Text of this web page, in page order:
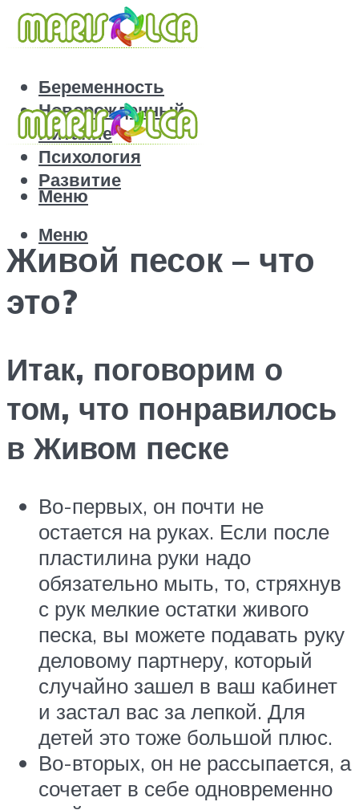
Беременность
Новорожденный
Питание
Психология
Развитие
Меню
Меню
Живой песок – что
это?
Итак, поговорим о
том, что понравилось
в Живом песке
Во-первых, он почти не
остается на руках. Если после
пластилина руки надо
обязательно мыть, то, стряхнув
с рук мелкие остатки живого
песка, вы можете подавать руку
деловому партнеру, который
случайно зашел в ваш кабинет
и застал вас за лепкой. Для
детей это тоже большой плюс.
Во-вторых, он не рассыпается, а
сочетает в себе одновременно